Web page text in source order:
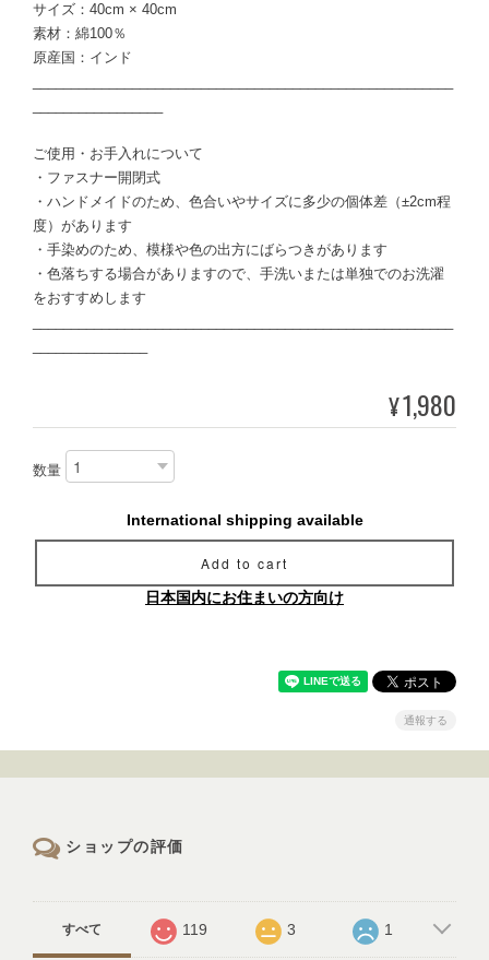
サイズ：40cm × 40cm
素材：綿100％
原産国：インド
ご使用・お手入れについて
・ファスナー開閉式
・ハンドメイドのため、色合いやサイズに多少の個体差（±2cm程
度）があります
・手染めのため、模様や色の出方にばらつきがあります
・色落ちする場合がありますので、手洗いまたは単独でのお洗濯
をおすすめします
¥1,980
数量
International shipping available
Add to cart
日本国内にお住まいの方向け
通報する
ショップの評価
すべて 119 3 1